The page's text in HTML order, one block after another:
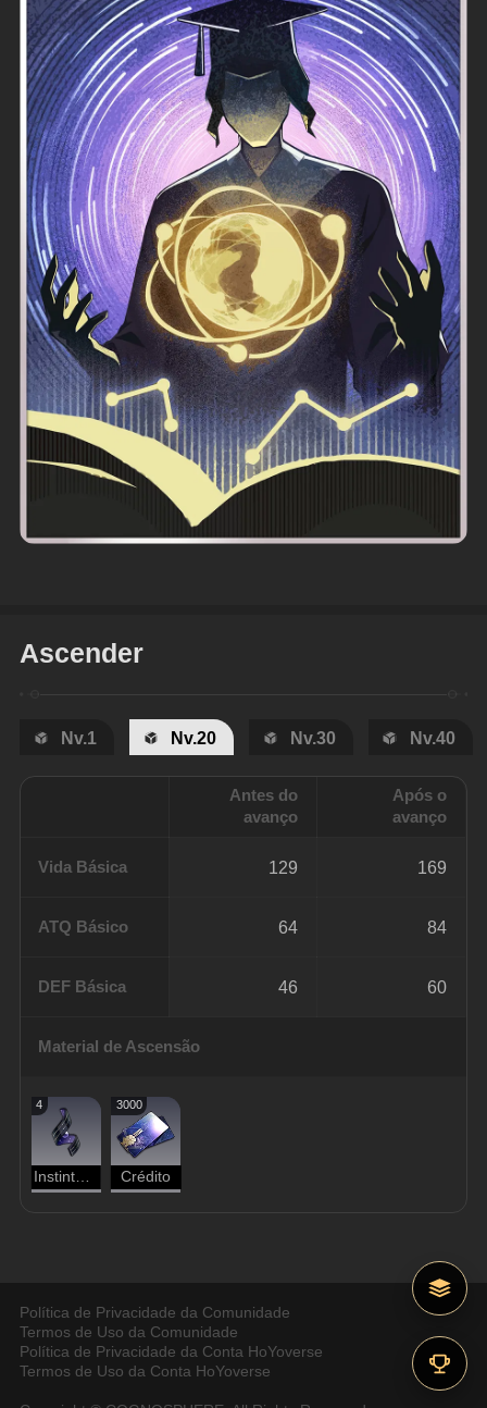
Ascender
Nv.1 Nv.20 Nv.30 Nv.40
Antes do
avanço
Após o
avanço
Vida Básica 129 169
ATQ Básico 64 84
DEF Básica 46 60
Material de Ascensão
4
Instinto de Ladrão
3000
Crédito
Política de Privacidade da Comunidade
Termos de Uso da Comunidade
Política de Privacidade da Conta HoYoverse
Termos de Uso da Conta HoYoverse